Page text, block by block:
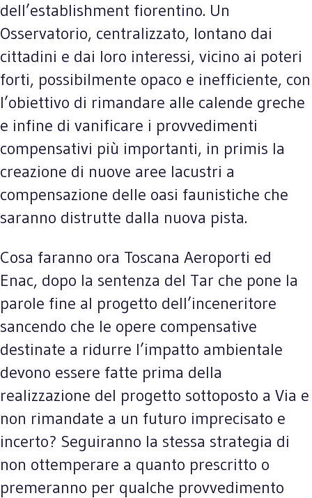
dell’establishment fiorentino. Un
Osservatorio, centralizzato, lontano dai
cittadini e dai loro interessi, vicino ai poteri
forti, possibilmente opaco e inefficiente, con
l’obiettivo di rimandare alle calende greche
e infine di vanificare i provvedimenti
compensativi più importanti, in primis la
creazione di nuove aree lacustri a
compensazione delle oasi faunistiche che
saranno distrutte dalla nuova pista.
Cosa faranno ora Toscana Aeroporti ed
Enac, dopo la sentenza del Tar che pone la
parole fine al progetto dell’inceneritore
sancendo che le opere compensative
destinate a ridurre l’impatto ambientale
devono essere fatte prima della
realizzazione del progetto sottoposto a Via e
non rimandate a un futuro imprecisato e
incerto? Seguiranno la stessa strategia di
non ottemperare a quanto prescritto o
premeranno per qualche provvedimento